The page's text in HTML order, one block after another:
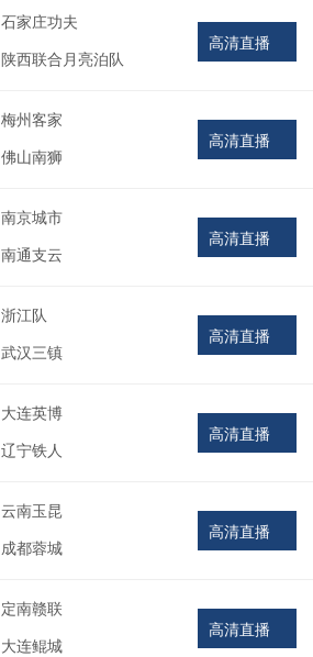
石家庄功夫
陕西联合月亮泊队
高清直播
梅州客家
佛山南狮
高清直播
南京城市
南通支云
高清直播
浙江队
武汉三镇
高清直播
大连英博
辽宁铁人
高清直播
云南玉昆
成都蓉城
高清直播
定南赣联
大连鲲城
高清直播